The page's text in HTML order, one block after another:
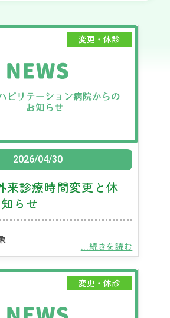
2026/04/30
来診療時間変更と休
らせ
変更・休診
...続きを読む
変更・休診